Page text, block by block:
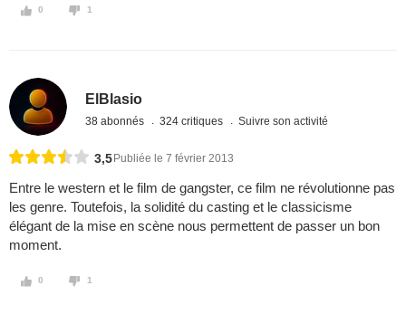
0 1
ElBlasio
38 abonnés 324 critiques Suivre son activité
3,5 Publiée le 7 février 2013
Entre le western et le film de gangster, ce film ne révolutionne pas
les genre. Toutefois, la solidité du casting et le classicisme
élégant de la mise en scène nous permettent de passer un bon
moment.
0 1